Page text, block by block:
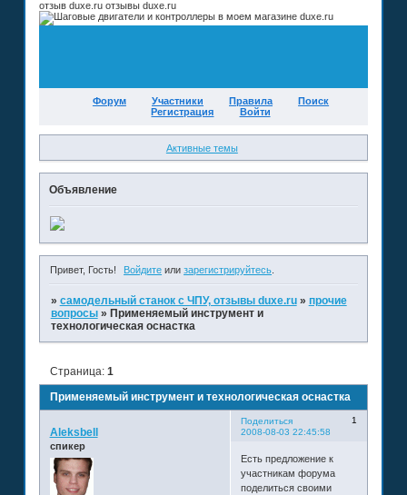
отзыв duxe.ru отзывы duxe.ru
Форум Участники Правила
Поиск
Регистрация
Войти
Активные темы
Объявление
Привет, Гость! Войдите илизарегистрируйтесь
» самодельный станок с ЧПУ, отзывы duxe.ru » прочие
вопросы » Применяемый инструмент и
технологическая оснастка
Применяемый инструмент и технологическая оснастка
Страница: 1
Поделиться
1
2008-08-03 22:45:58
Aleksbell
спикер
Есть предложение к
участникам форума
поделиться своими